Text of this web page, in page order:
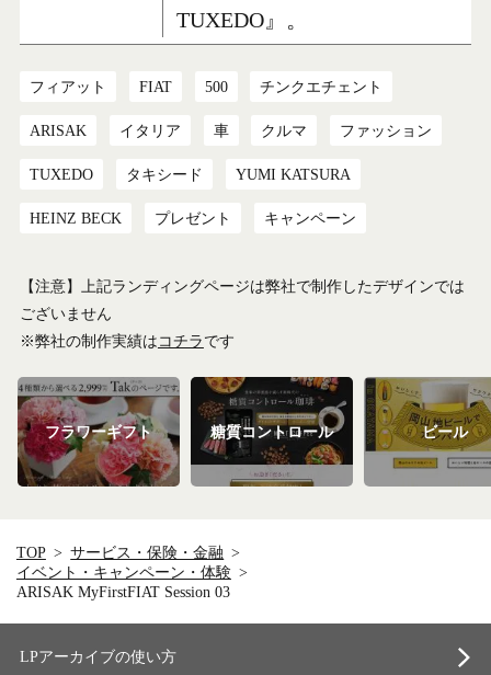
TUXEDO』。
フィアット FIAT 500 チンクエチェント
ARISAK イタリア 車 クルマ ファッション
TUXEDO タキシード YUMI KATSURA
HEINZ BECK プレゼント キャンペーン
【注意】上記ランディングページは弊社で制作したデザインでは
ございません
※弊社の制作実績はコチラです
フラワーギフト 糖質コントロール ビール
TOP
サービス・保険・金融
イベント・キャンペーン・体験
ARISAK MyFirstFIAT Session 03
LPアーカイブの使い方